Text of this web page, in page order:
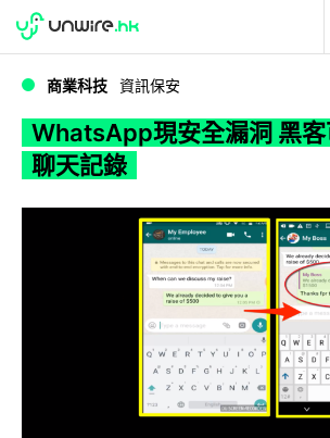
WWDC 2026
商業科技 資訊保安
WhatsApp現安全漏洞 黑客
聊天記錄